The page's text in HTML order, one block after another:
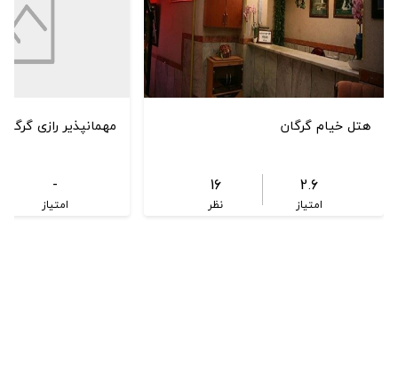
هتل خیام گرگان
2.6
امتیاز
16
نظر
مهمانپذیر رازی گرگان
-
امتیاز